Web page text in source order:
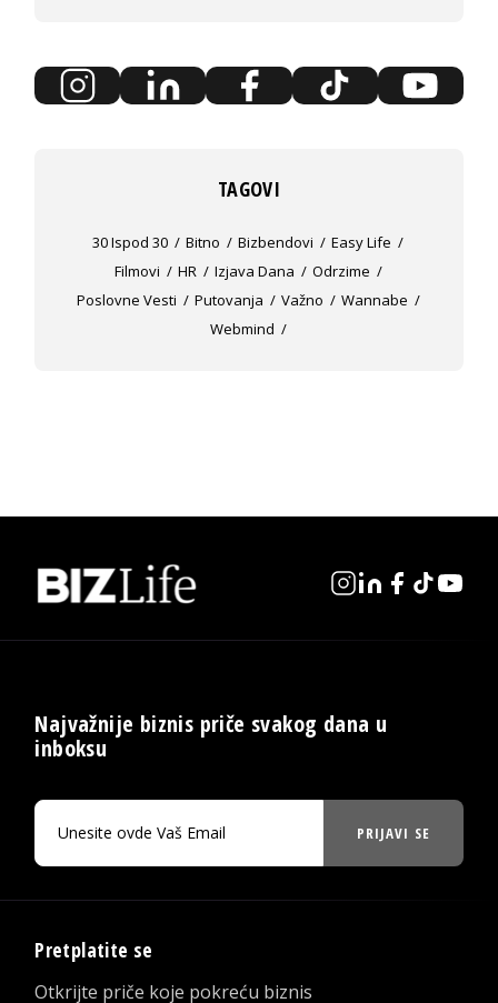
TAGOVI
30 Ispod 30 Bitno Bizbendovi
Easy Life
Filmovi
HR Izjava Dana
Odrzime
Poslovne Vesti
Putovanja Važno
Wannabe
Webmind
Najvažnije biznis priče svakog dana u
inboksu
PRIJAVI SE
Pretplatite se
Otkrijte priče koje pokreću biznis